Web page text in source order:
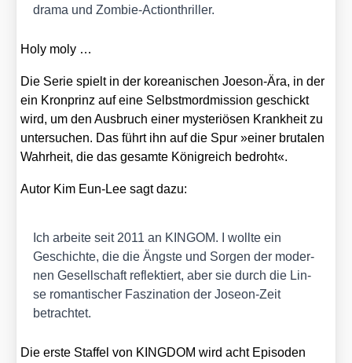
dra­ma und Zom­bie-Action­thril­ler.
Holy moly …
Die Serie spielt in der korea­ni­schen Joe­son-Ära, in der
ein Kron­prinz auf eine Selbst­mord­mis­si­on geschickt
wird, um den Aus­bruch einer mys­te­riö­sen Krank­heit zu
unter­su­chen. Das führt ihn auf die Spur »einer bru­ta­len
Wahr­heit, die das gesam­te König­reich bedroht«.
Autor Kim Eun-Lee sagt dazu:
Ich arbei­te seit 2011 an KINGOM. I woll­te ein
Geschich­te, die die Ängs­te und Sor­gen der moder­
nen Gesell­schaft reflek­tiert, aber sie durch die Lin­
se roman­ti­scher Fas­zi­na­ti­on der Jose­on-Zeit
betrach­tet.
Die ers­te Staf­fel von KINGDOM wird acht Epi­so­den